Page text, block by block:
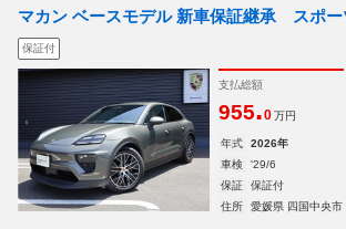
マカン ベースモデル 新車保証継承 スポー
保証付
支払総額
955.0 万円
年式 2026年
車検
'29/6
保証
保証付
住所
愛媛県 四国中央市